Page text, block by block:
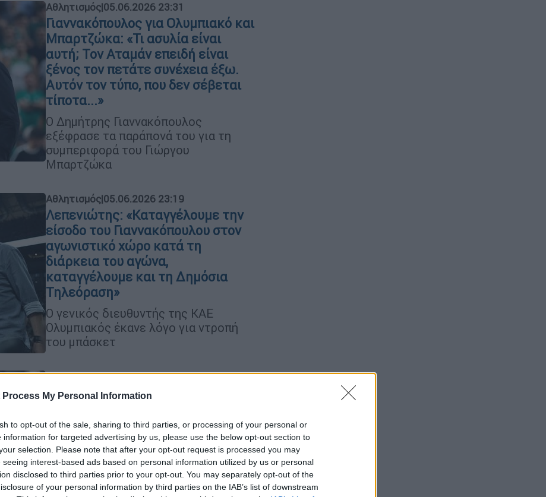
Process My Personal Information
to opt-out of the sale, sharing to third parties, or processing of your personal or
information for targeted advertising by us, please use the below opt-out section to
selection. Please note that after your opt-out request is processed you may
seeing interest-based ads based on personal information utilized by us or personal
disclosed to third parties prior to your opt-out. You may separately opt-out of the
of your personal information by third parties on the IAB’s list of downstream
Αθλητισμός|05.06.2026 23:31
Γιαννακόπουλος για Ολυμπιακό και
Μπαρτζώκα: «Τι ασυλία είναι
αυτή; Τον Αταμάν επειδή είναι
ξένος τον πετάτε συνέχεια έξω.
Αυτόν τον τύπο, που δεν σέβεται
τίποτα...»
Ο Δημήτρης Γιαννακόπουλος
εξέφρασε τα παράπονά του για τη
συμπεριφορά του Γιώργου
Μπαρτζώκα
Αθλητισμός|05.06.2026 23:19
Λεπενιώτης: «Καταγγέλουμε την
είσοδο του Γιαννακόπουλου στον
αγωνιστικό χώρο κατά τη
διάρκεια του αγώνα,
καταγγέλουμε και τη Δημόσια
Τηλεόραση»
Ο γενικός διευθυντής της ΚΑΕ
Ολυμπιακός έκανε λόγο για ντροπή
του μπάσκετ
Θέατρο|05.06.2026 23:00
την Αττική με την παράσταση
«Μια ζωή - Ο μονόλογος της
μοδίστρας»
Αναλυτικά το πρόγραμμα της
καλοκαιρινής περιοδείας